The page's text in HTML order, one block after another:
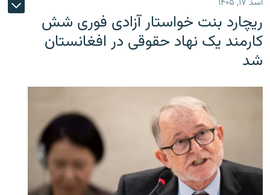
ریچارد بنت خواستار آزادی فوری شش
کارمند یک نهاد حقوقی در افغانستان
شد